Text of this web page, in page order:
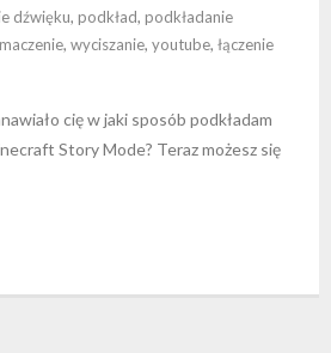
dźwięku, podkład, podkładanie
, wyciszanie, youtube, łączenie
cię w jaki sposób podkładam
Story Mode? Teraz możesz się